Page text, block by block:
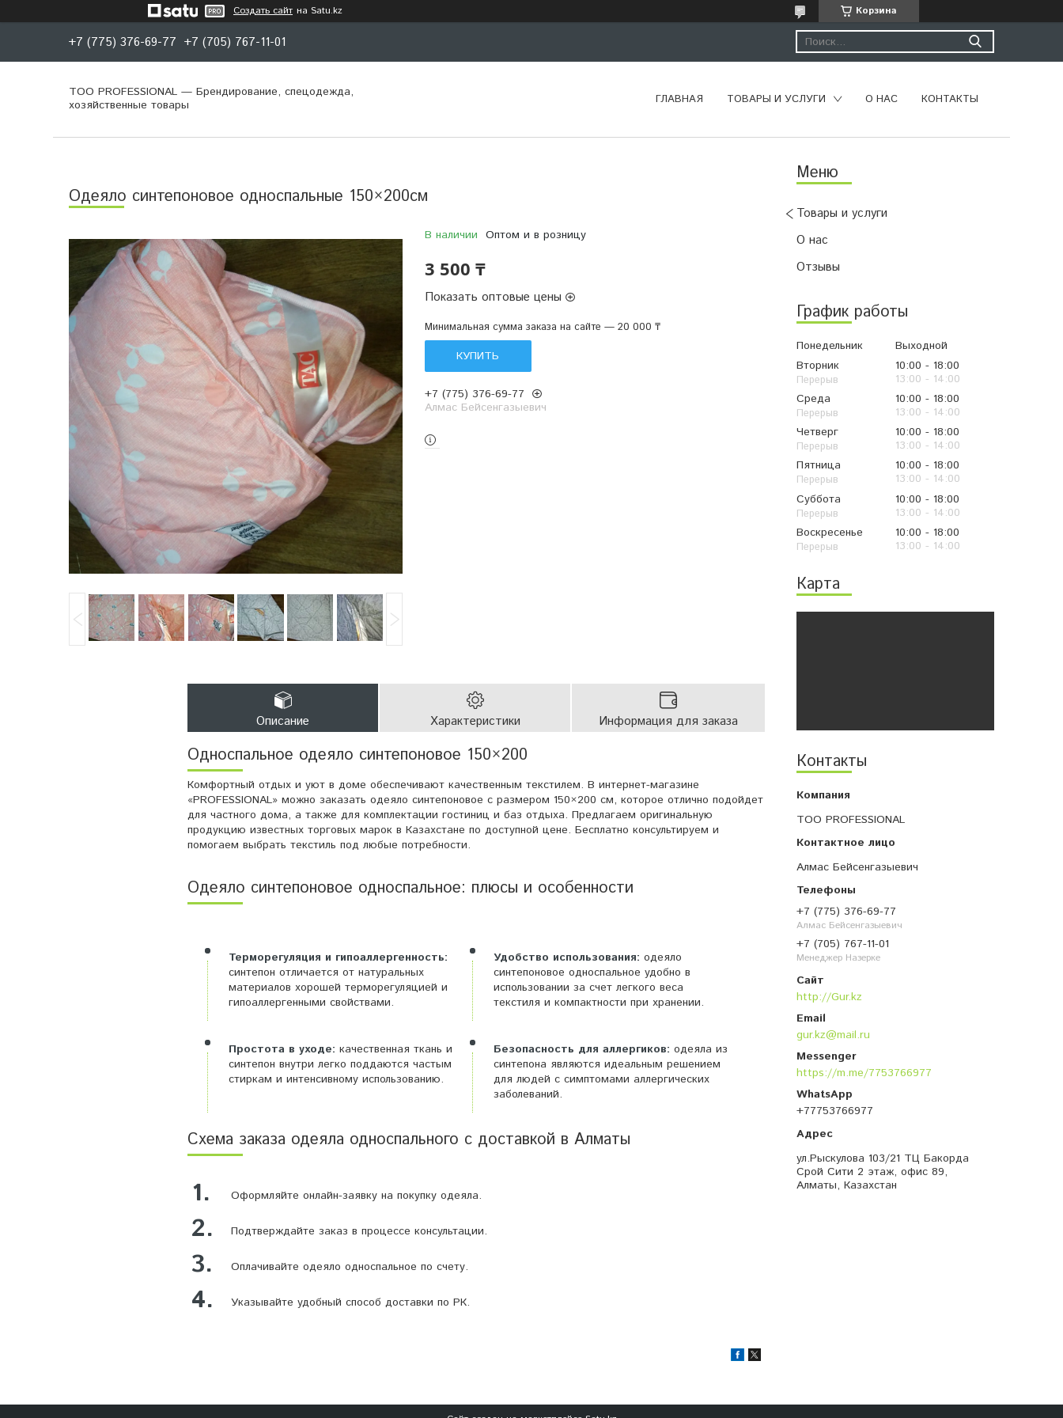
Создать сайт на Satu.kz Корзина
+7 (775) 376-69-77 +7 (705) 767-11-01
ТОО PROFESSIONAL — Брендирование, спецодежда,
хозяйственные товары
ГЛАВНАЯ ТОВАРЫ И УСЛУГИ О НАС КОНТАКТЫ
Товары и услуги
О нас
Отзывы
График работы
Понедельник
Выходной
Вторник
10:00
18:00
13:00
14:00
Среда
10:00
18:00
13:00
14:00
Четверг
10:00
18:00
13:00
14:00
Пятница
10:00
18:00
13:00
14:00
Суббота
10:00
18:00
13:00
14:00
Воскресенье
10:00
18:00
13:00
14:00
Карта
Контакты
ТОО PROFESSIONAL
Алмас Бейсенгазыевич
+7 (775) 376-69-77
Алмас Бейсенгазыевич
+7 (705) 767-11-01
Менеджер Назерке
http://Gur.kz
gur.kz@mail.ru
https://m.me/7753766977
+77753766977
ул.Рыскулова 103/21 ТЦ Бакорда
Срой Сити 2 этаж, офис 89,
Алматы, Казахстан
Одеяло синтепоновое односпальные 150×200см
В наличии Оптом и в розницу
3 500 ₸
Показать оптовые цены
Минимальная сумма заказа на сайте — 20 000 ₸
КУПИТЬ
+7 (775) 376-69-77
Алмас Бейсенгазыевич
Описание Характеристики Информация для заказа
Односпальное одеяло синтепоновое 150×200
Комфортный отдых и уют в доме обеспечивают качественным текстилем. В интернет-магазине
«PROFESSIONAL» можно заказать одеяло синтепоновое с размером 150×200 см, которое отлично подойдет
для частного дома, а также для комплектации гостиниц и баз отдыха. Предлагаем оригинальную
продукцию известных торговых марок в Казахстане по доступной цене. Бесплатно консультируем и
помогаем выбрать текстиль под любые потребности.
Одеяло синтепоновое односпальное: плюсы и особенности
Терморегуляция и гипоаллергенность:
синтепон отличается от натуральных
материалов хорошей терморегуляцией и
гипоаллергенными свойствами.
Удобство использования: одеяло
синтепоновое односпальное удобно в
использовании за счет легкого веса
текстиля и компактности при хранении.
Простота в уходе: качественная ткань и
синтепон внутри легко поддаются частым
стиркам и интенсивному использованию.
Безопасность для аллергиков: одеяла из
синтепона являются идеальным решением
для людей с симптомами аллергических
заболеваний.
Схема заказа одеяла односпального с доставкой в Алматы
1. Оформляйте онлайн-заявку на покупку одеяла.
2. Подтверждайте заказ в процессе консультации.
3. Оплачивайте одеяло односпальное по счету.
4. Указывайте удобный способ доставки по РК.